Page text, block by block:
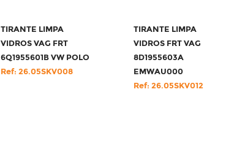
TIRANTE LIMPA
VIDROS VAG FRT
6Q1955601B VW POLO
Ref: 26.05SKV008
TIRANTE LIMPA
VIDROS FRT VAG
8D1955603A
EMWAU000
Ref: 26.05SKV012